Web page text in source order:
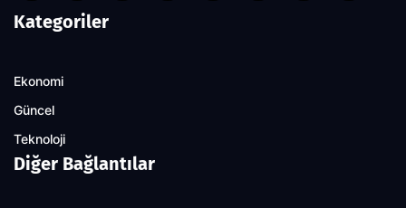
Kategoriler
Ekonomi
Güncel
Teknoloji
Diğer Bağlantılar